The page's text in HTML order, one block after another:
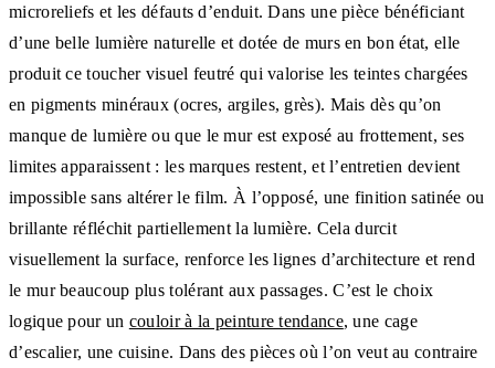
microreliefs et les défauts d’enduit. Dans une pièce bénéficiant
d’une belle lumière naturelle et dotée de murs en bon état, elle
produit ce toucher visuel feutré qui valorise les teintes chargées
en pigments minéraux (ocres, argiles, grès). Mais dès qu’on
manque de lumière ou que le mur est exposé au frottement, ses
limites apparaissent : les marques restent, et l’entretien devient
impossible sans altérer le film. À l’opposé, une finition satinée ou
brillante réfléchit partiellement la lumière. Cela durcit
visuellement la surface, renforce les lignes d’architecture et rend
le mur beaucoup plus tolérant aux passages. C’est le choix
logique pour un couloir à la peinture tendance, une cage
d’escalier, une cuisine. Dans des pièces où l’on veut au contraire